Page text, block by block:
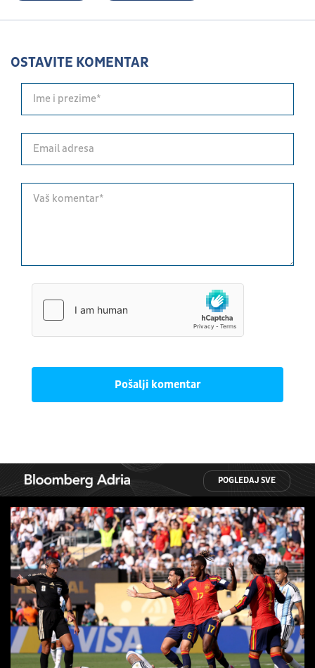
OSTAVITE KOMENTAR
Pošalji komentar
POGLEDAJ SVE